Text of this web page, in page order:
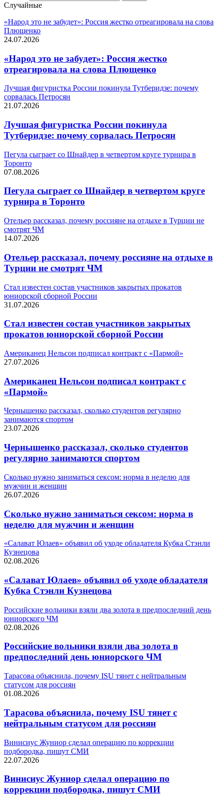
Случайные
«Народ это не забудет»: Россия жестко отреагировала на слова
Плющенко
24.07.2026
«Народ это не забудет»: Россия жестко
отреагировала на слова Плющенко
Лучшая фигуристка России покинула Тутберидзе: почему
сорвалась Петросян
21.07.2026
Лучшая фигуристка России покинула
Тутберидзе: почему сорвалась Петросян
Пегула сыграет со Шнайдер в четвертом круге турнира в
Торонто
07.08.2026
Пегула сыграет со Шнайдер в четвертом круге
турнира в Торонто
Отельер рассказал, почему россияне на отдыхе в Турции не
смотрят ЧМ
14.07.2026
Отельер рассказал, почему россияне на отдыхе в
Турции не смотрят ЧМ
Стал известен состав участников закрытых прокатов
юниорской сборной России
31.07.2026
Стал известен состав участников закрытых
прокатов юниорской сборной России
Американец Нельсон подписал контракт с «Пармой»
27.07.2026
Американец Нельсон подписал контракт с
«Пармой»
Чернышенко рассказал, сколько студентов регулярно
занимаются спортом
23.07.2026
Чернышенко рассказал, сколько студентов
регулярно занимаются спортом
Сколько нужно заниматься сексом: норма в неделю для
мужчин и женщин
26.07.2026
Сколько нужно заниматься сексом: норма в
неделю для мужчин и женщин
«Салават Юлаев» объявил об уходе обладателя Кубка Стэнли
Кузнецова
02.08.2026
«Салават Юлаев» объявил об уходе обладателя
Кубка Стэнли Кузнецова
Российские вольники взяли два золота в предпоследний день
юниорского ЧМ
02.08.2026
Российские вольники взяли два золота в
предпоследний день юниорского ЧМ
Тарасова объяснила, почему ISU тянет с нейтральным
статусом для россиян
01.08.2026
Тарасова объяснила, почему ISU тянет с
нейтральным статусом для россиян
Винисиус Жуниор сделал операцию по коррекции
подбородка, пишут СМИ
22.07.2026
Винисиус Жуниор сделал операцию по
коррекции подбородка, пишут СМИ